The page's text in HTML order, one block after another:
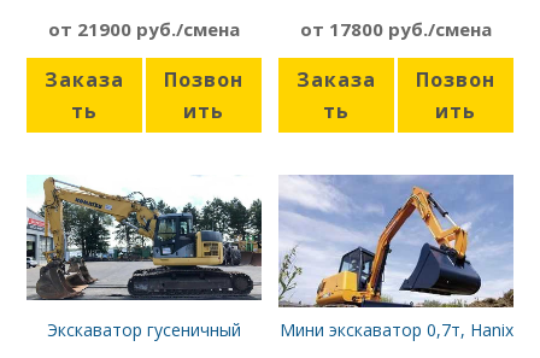
от 21900 руб./смена
Заказа
ть
Позвон
ить
от 17800 руб./смена
Заказа
ть
Позвон
ить
Экскаватор гусеничный
Мини экскаватор 0,7т, Hanix